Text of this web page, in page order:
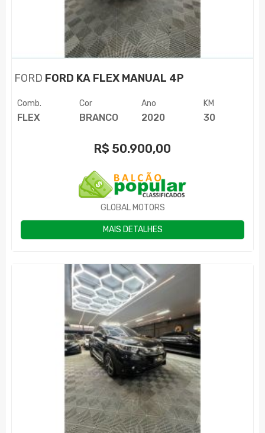
FORD FORD KA FLEX MANUAL 4P
Comb.
FLEX
Cor
BRANCO
Ano
2020
KM
30
R$ 50.900,00
GLOBAL MOTORS
MAIS DETALHES